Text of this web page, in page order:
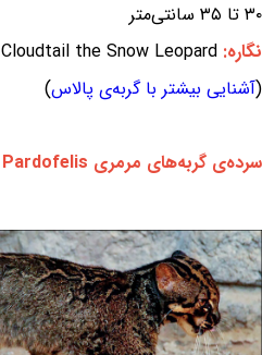
۳۰ تا ۳۵ سانتی‌متر
نگاره: Cloudtail the Snow Leopard
(آشنایی بیشتر با گربه‌ی پالاس)
سرده‌ی گربه‌های مرمری Pardofelis